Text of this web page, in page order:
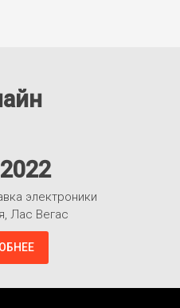
электроники
Лас Вегас